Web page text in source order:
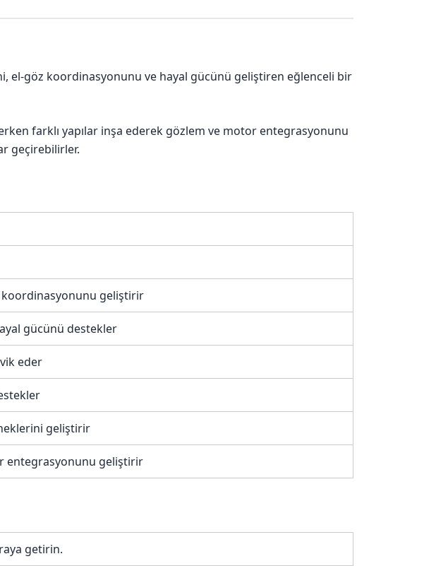
el-göz koordinasyonunu ve hayal gücünü geliştiren eğlenceli bir
farklı yapılar inşa ederek gözlem ve motor entegrasyonunu
geçirebilirler.
koordinasyonunu geliştirir
gücünü destekler
eder
geliştirir
entegrasyonunu geliştirir
getirin.